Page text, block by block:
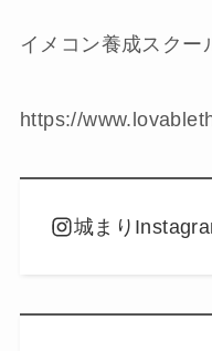
イメコン養成スク
https://
城まり